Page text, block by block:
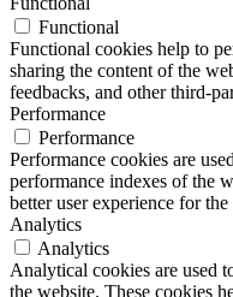
Functional
Functional cookies help to
sharing the content of the
feedbacks, and other third-
Performance
Performance
Performance cookies are
performance indexes of the
better user experience for
Analytics
Analytics
Analytical cookies are used
the website. These cookies